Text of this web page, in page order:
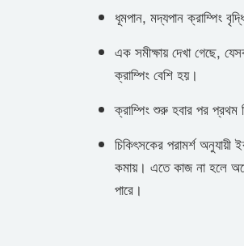
ধূমপান, মদ্যপান ক্রাম্পিং
এক সমীক্ষায় দেখা গেছে,
ক্রাম্পিং বেশি হয়।
ক্রাম্পিং শুরু হবার পর প্রথম
চিকিৎসকের পরামর্শ
কমায়। এতে কাজ না হলে
পারে।